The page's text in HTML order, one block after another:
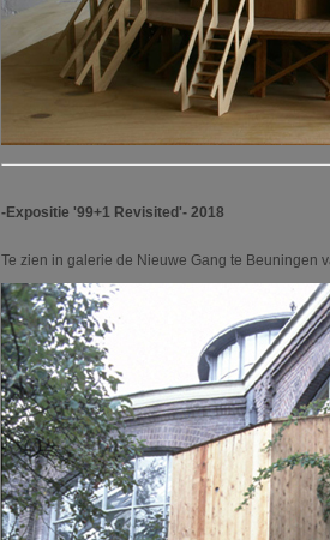
-Expositie '99+1 Revisited'- 2018
Te zien in galerie de Nieuwe Gang te Beuningen